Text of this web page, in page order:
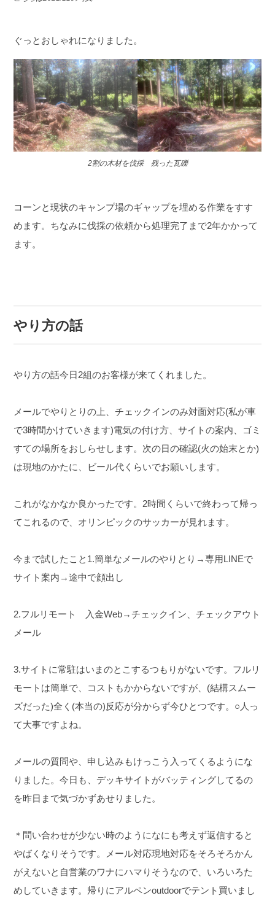
ぐっとおしゃれになりました。
2割の木材を伐採 残った瓦礫
コーンと現状のキャンプ場のギャップを埋める作業をすす
めます。 ちなみに伐採の依頼から処理完了まで2年かかって
ます。
やり方の話
やり方の話今日2組のお客様が来てくれました。
メールでやりとりの上、チェックインのみ対面対応(私が車
で3時間かけていきます)電気の付け方、サイトの案内、ゴミ
すての場所をおしらせします。 次の日の確認(火の始末とか)
は現地のかたに、ビール代くらいでお願いします。
これがなかなか良かったです。2時間くらいで終わって帰っ
てこれるので、オリンピックのサッカーが見れます。
今まで試したこと 1.簡単なメールのやりとり→専用LINEで
サイト案内→途中で顔出し
2.フルリモート 入金Web→チェックイン、チェックアウト
メール
3.サイトに常駐はいまのとこするつもりがないです。 フルリ
モートは簡単で、コストもかからないですが、(結構スムー
ズだった)全く(本当の)反応が分からず今ひとつです。 ○人っ
て大事ですよね。
メールの質問や、申し込みもけっこう入ってくるようにな
りました。今日も、デッキサイトがバッティングしてるの
を昨日まで気づかずあせりました。
＊問い合わせが少ない時のようになにも考えず返信すると
やばくなりそうです。
メール対応現地対応をそろそろかん
がえないと自営業のワナにハマりそうなので、いろいろた
めしていきます。帰りにアルペンoutdoorでテント買いまし